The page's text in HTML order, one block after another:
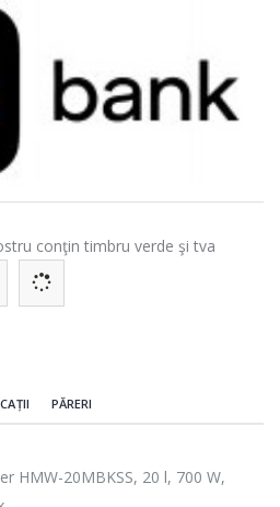
conţin timbru verde şi tva
PĂRERI
HMW-20MBKSS, 20 l, 700 W,